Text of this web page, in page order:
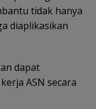
tidak hanya
diaplikasikan
dapat
ASN secara